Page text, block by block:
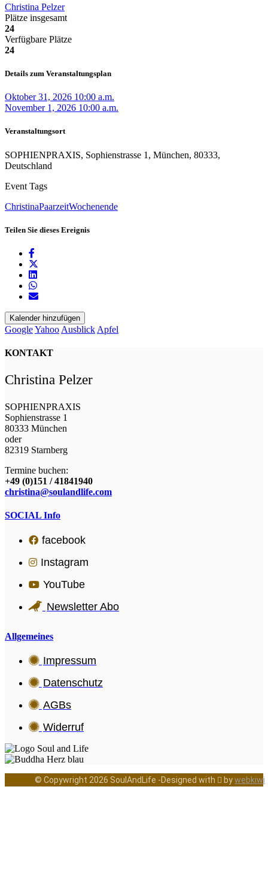
Christina Pelzer
Plätze insgesamt
24
Verfügbare Plätze
24
Details zum Veranstaltungsplan
Oktober 31, 2026 10:00 a.m.
November 1, 2026 10:00 a.m.
Veranstaltungsort
SOPHIENPRAXIS, Sophienstrasse 1, München, 80333,
Deutschland
Event Tags
ChristinaPaarzeitWochenende
Teilen Sie dieses Ereignis
Kalender hinzufügen
GoogleYahoo Ausblick Apfel
KONTAKT
Christina Pelzer
SOPHIENPRAXIS
Sophienstrasse 1
80333 München
oder
82319 Starnberg
Termine buchen:
+49 (0)151 / 41841940
christina@soulandlife.com
SOCIAL Info
facebook
Instagram
YouTube
Newsletter Abo
Allgemeines
Impressum
Datenschutz
AGBs
Widerruf
© Copywright 2026 SoulAndLife -Designed with  bywebkiwi